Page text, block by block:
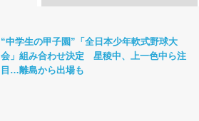
“中学生の甲子園”「全日本少年軟式野球大
会」組み合わせ決定 星稜中、上一色中ら注
目…離島から出場も